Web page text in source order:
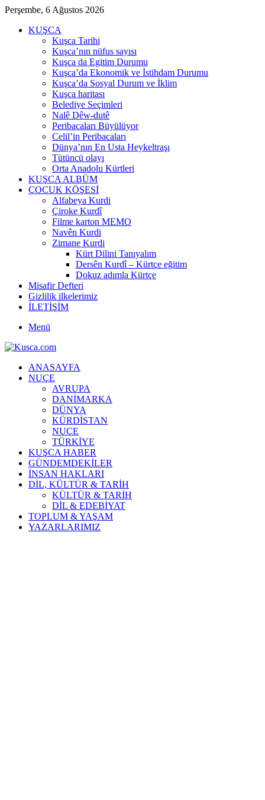
Perşembe, 6 Ağustos 2026
KUŞCA
Kuşca Tarihi
Kuşca’nın nüfus sayısı
Kuşca da Egitim Durumu
Kuşca’da Ekonomik ve İstihdam Durumu
Kuşca’da Sosyal Durum ve İklim
Kuşca haritası
Belediye Seçimleri
Nalê Dêw-dutê
Peribacaları Büyülüyor
Celil’in Peribacaları
Dünya’nın En Usta Heykeltraşı
Tütüncü olayı
Orta Anadolu Kürtleri
KUŞCA ALBÜM
ÇOCUK KÖŞESİ
Alfabeya Kurdi
Çiroke Kurdî
Filme karton MEMO
Navên Kurdi
Zimane Kurdi
Kürt Dilini Tanıyalım
Dersên Kurdî – Kürtçe eğitim
Dokuz adımla Kürtçe
Misafir Defteri
Gizlilik ilkelerimiz
İLETİŞİM
Menü
ANASAYFA
NUÇE
AVRUPA
DANİMARKA
DÜNYA
KÜRDİSTAN
NUÇE
TÜRKİYE
KUŞCA HABER
GÜNDEMDEKİLER
İNSAN HAKLARI
DİL, KÜLTÜR & TARİH
KÜLTÜR & TARİH
DİL & EDEBİYAT
TOPLUM & YAŞAM
YAZARLARIMIZ